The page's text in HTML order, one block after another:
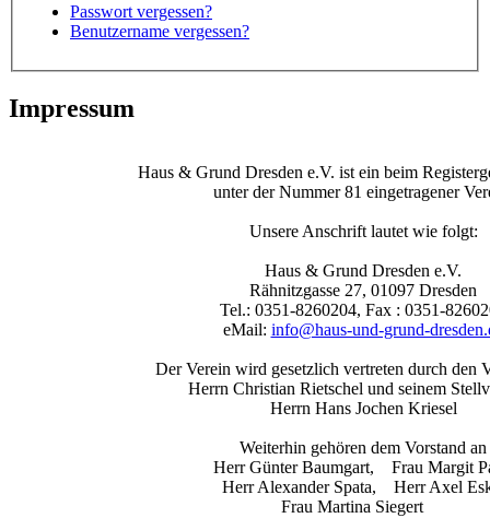
Passwort vergessen?
Benutzername vergessen?
Impressum
Haus & Grund Dresden e.V. ist ein beim
unter der Nummer 81 eingetragener
Unsere Anschrift lautet wie folgt:
Haus & Grund Dresden e.V.
Rähnitzgasse 27, 01097 Dresden
Tel.: 0351-8260204, Fax : 0351-
eMail: info@haus-und-grund-
Der Verein wird gesetzlich vertreten durch den
Herrn Christian Rietschel und seinem
Herrn Hans Jochen Kriesel
Weiterhin gehören dem Vorstand an
Herr Günter Baumgart, Frau Margit
Herr Alexander Spata, Herr Axel
Frau Martina Siegert